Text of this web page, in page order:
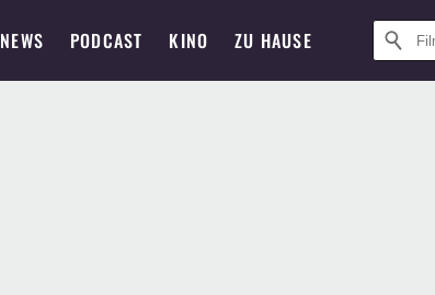
NEWS PODCAST KINO ZU HAUSE